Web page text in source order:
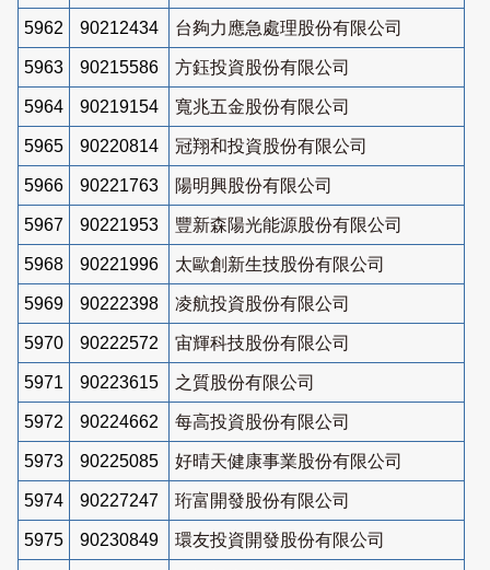
5962 90212434 台夠力應急處理股份有限公司
5963 90215586 方鈺投資股份有限公司
5964 90219154 寬兆五金股份有限公司
5965 90220814 冠翔和投資股份有限公司
5966 90221763 陽明興股份有限公司
5967 90221953 豐新森陽光能源股份有限公司
5968 90221996 太歐創新生技股份有限公司
5969 90222398 凌航投資股份有限公司
5970 90222572 宙輝科技股份有限公司
5971 90223615 之質股份有限公司
5972 90224662 每高投資股份有限公司
5973 90225085 好晴天健康事業股份有限公司
5974 90227247 珩富開發股份有限公司
5975 90230849 環友投資開發股份有限公司